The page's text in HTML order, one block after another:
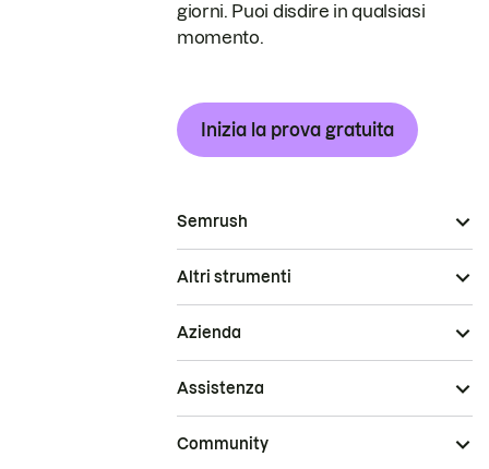
giorni. Puoi disdire in qualsiasi
momento.
Inizia la prova gratuita
Semrush
Altri strumenti
Azienda
Assistenza
Community